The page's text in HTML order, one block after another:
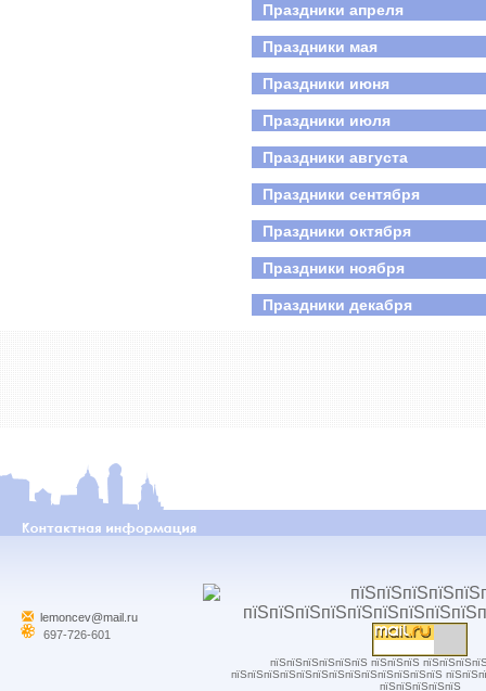
Праздники апреля
Праздники мая
Праздники июня
Праздники июля
Праздники августа
Праздники сентября
Праздники октября
Праздники ноября
Праздники декабря
lemoncev@mail.ru
697-726-601
пїЅпїЅпїЅпїЅпїЅпїЅ пїЅпїЅпїЅ
пїЅпїЅпїЅпїЅпїЅпїЅпїЅпїЅпїЅпїЅпїЅпїЅпїЅ
пїЅпїЅпїЅпїЅпїЅ